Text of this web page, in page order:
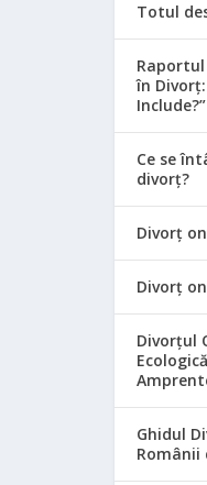
Totul
în
Include?”
Ce se
divorț?
Divorț
Divorț
Divorțul
Ghidul
Românii